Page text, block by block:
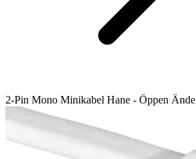
2-Pin Mono Minikabel Hane - Öppen Ände